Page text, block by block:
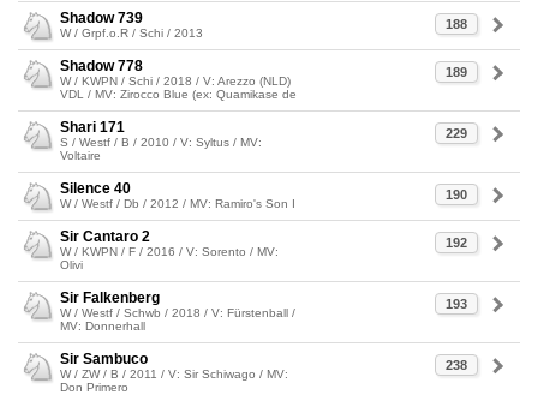
188
Shadow 739
W / Grpf.o.R / Schi / 2013
189
Shadow 778
W / KWPN / Schi / 2018 / V: Arezzo (NLD)
VDL / MV: Zirocco Blue (ex: Quamikase de
229
Shari 171
S / Westf / B / 2010 / V: Syltus / MV:
Voltaire
190
Silence 40
W / Westf / Db / 2012 / MV: Ramiro's Son I
192
Sir Cantaro 2
W / KWPN / F / 2016 / V: Sorento / MV:
Olivi
193
Sir Falkenberg
W / Westf / Schwb / 2018 / V: Fürstenball /
MV: Donnerhall
238
Sir Sambuco
W / ZW / B / 2011 / V: Sir Schiwago / MV:
Don Primero